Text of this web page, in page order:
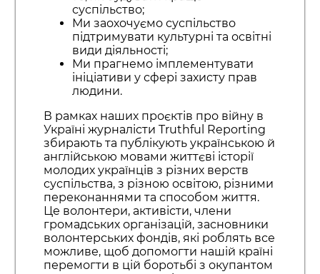
суспільство;
Ми заохочуємо суспільство
підтримувати культурні та освітні
види діяльності;
Ми прагнемо імплементувати
ініціативи у сфері захисту прав
людини.
В рамках наших проєктів про війну в
Україні журналісти Truthful Reporting
збирають та публікують українською й
англійською мовами життєві історії
молодих українців з різних верств
суспільства, з різною освітою, різними
переконаннями та способом життя.
Це волонтери, активісти, члени
громадських організацій, засновники
волонтерських фондів, які роблять все
можливе, щоб допомогти нашій країні
перемогти в цій боротьбі з окупантом